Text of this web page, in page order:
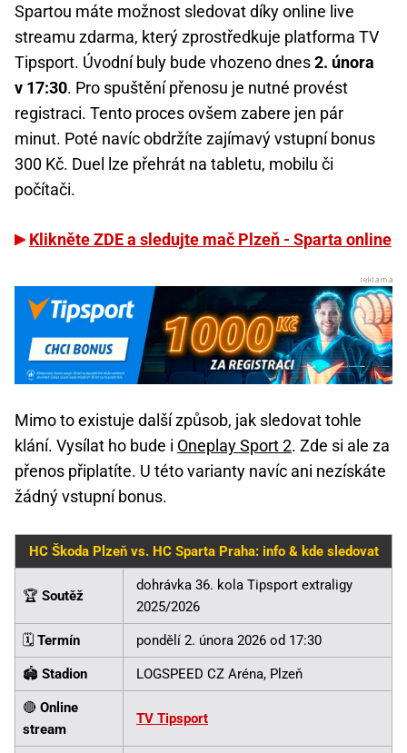
Spartou máte možnost sledovat díky online live
streamu zdarma, který zprostředkuje platforma TV
Tipsport. Úvodní buly bude vhozeno dnes2. února
v 17:30. Pro spuštění přenosu je nutné provést
registraci. Tento proces ovšem zabere jen pár
minut. Poté navíc obdržíte zajímavý vstupní bonus
300 Kč. Duel lze přehrát na tabletu, mobilu či
počítači.
Klikněte ZDE a sledujte mač Plzeň - Sparta online
Mimo to existuje další způsob, jak sledovat tohle
klání. Vysílat ho bude i Oneplay Sport 2. Zde si ale za
přenos připlatíte. U této varianty navíc ani nezískáte
žádný vstupní bonus.
HC Škoda Plzeň vs. HC Sparta Praha: info & kde sledovat
🏆 Soutěž
dohrávka 36. kola Tipsport extraligy
2025/2026
🗓️ Termín pondělí 2. února 2026 od 17:30
🏟️ Stadion LOGSPEED CZ Aréna, Plzeň
🔴 Online
stream
TV Tipsport